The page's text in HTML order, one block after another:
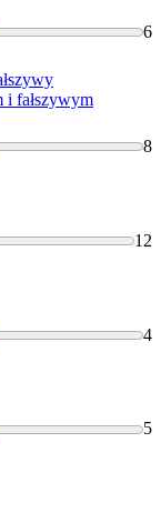
6
i fałszywym
8
12
4
5